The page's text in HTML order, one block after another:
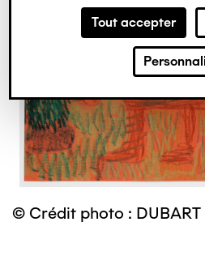
Tout accepter
© Crédit photo : DUBART